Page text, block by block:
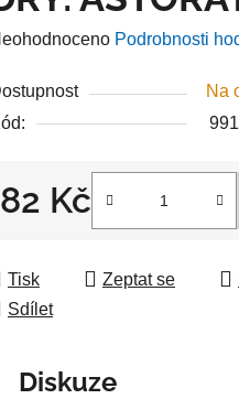
Podrobnosti
Na
82 Kč
Měrná cena:
Tisk Zeptat se
Sdílet
Diskuze